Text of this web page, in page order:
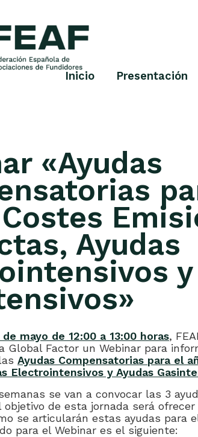
Inicio Presentación
«Ayudas
Ayudas
y
de mayo de 12:00 a 13:00 horas,
Global Factor un Webinar para
Ayudas Compensatorias para el
Electrointensivos y Ayudas
se van a convocar las 3
objetivo de esta jornada será
se articularán estas ayudas para
para el Webinar es el siguiente: